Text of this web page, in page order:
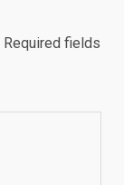
Required fields